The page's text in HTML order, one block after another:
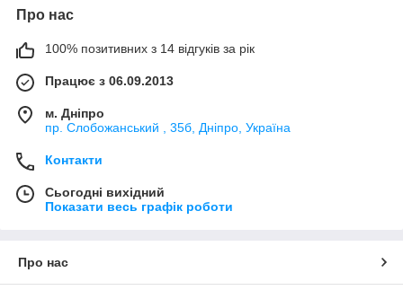
Про нас
100% позитивних з 14 відгуків за рік
Працює з 06.09.2013
м. Дніпро
пр. Слобожанський , 35б, Дніпро, Україна
Контакти
Сьогодні вихідний
Показати весь графік роботи
Про нас